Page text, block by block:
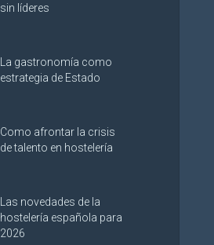
sin líderes
La gastronomía como
estrategia de Estado
Como afrontar la crisis
de talento en hostelería
Las novedades de la
hostelería española para
2026